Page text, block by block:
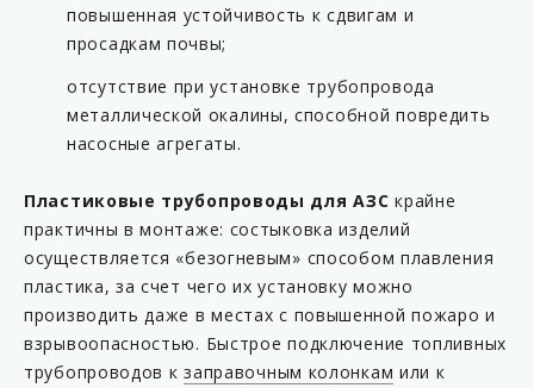
KP CC-54
KP CC-90
KP F16-54FF
KP F16-63FF
KP F16-63MF
KP F16-63MM
KP F16-90FF
повышенная устойчивость к сдвигам и
просадкам почвы;
отсутствие при установке трубопровода
металлической окалины, способной повредить
насосные агрегаты.
Пластиковые трубопроводы для АЗС крайне
практичны в монтаже: состыковка изделий
осуществляется «безогневым» способом плавления
пластика, за счет чего их установку можно
производить даже в местах с повышенной пожаро и
взрывоопасностью. Быстрое подключение топливных
трубопроводов кзаправочным колонкам или к